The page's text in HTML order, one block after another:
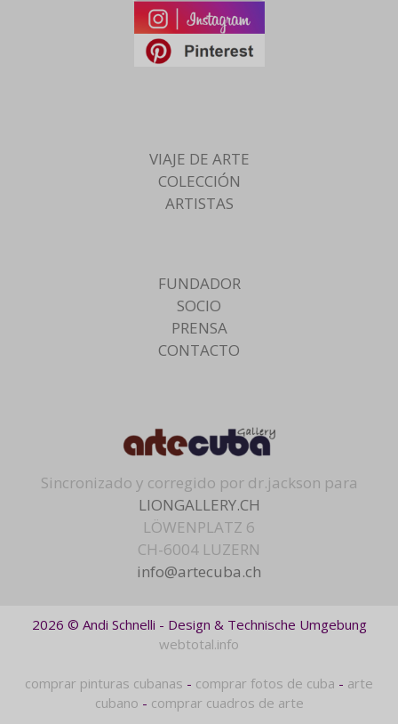
VIAJE DE ARTE
COLECCIÓN
ARTISTAS
FUNDADOR
SOCIO
PRENSA
CONTACTO
Sincronizado y corregido por dr.jackson para
LIONGALLERY.CH
LÖWENPLATZ 6
CH-6004 LUZERN
info@artecuba.ch
2026 © Andi Schnelli - Design & Technische Umgebung
webtotal.info
comprar pinturas cubanas - comprar fotos de cuba - arte
cubano - comprar cuadros de arte